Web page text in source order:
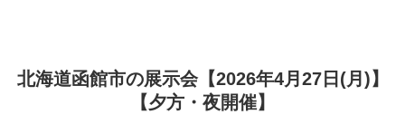
北海道函館市の展示会【2026年4月27日(月)】
【夕方・夜開催】